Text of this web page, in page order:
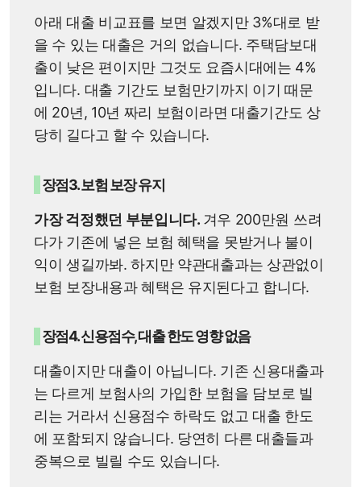
아래 대출 비교표를 보면 알겠지만 3%대로 받
을 수 있는 대출은 거의 없습니다. 주택담보대
출이 낮은 편이지만 그것도 요즘시대에는 4%
입니다. 대출 기간도 보험만기까지 이기 때문
에 20년, 10년 짜리 보험이라면 대출기간도 상
당히 길다고 할 수 있습니다.
장점3. 보험 보장 유지
가장 걱정했던 부분입니다. 겨우 200만원 쓰려
다가 기존에 넣은 보험 혜택을 못받거나 불이
익이 생길까봐. 하지만 약관대출과는 상관없이
보험 보장내용과 혜택은 유지된다고 합니다.
장점4. 신용점수, 대출 한도 영향 없음
대출이지만 대출이 아닙니다. 기존 신용대출과
는 다르게 보험사의 가입한 보험을 담보로 빌
리는 거라서 신용점수 하락도 없고 대출 한도
에 포함되지 않습니다. 당연히 다른 대출들과
중복으로 빌릴 수도 있습니다.